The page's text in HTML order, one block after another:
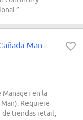
Man
en la
Requiere
de tiendas retail,